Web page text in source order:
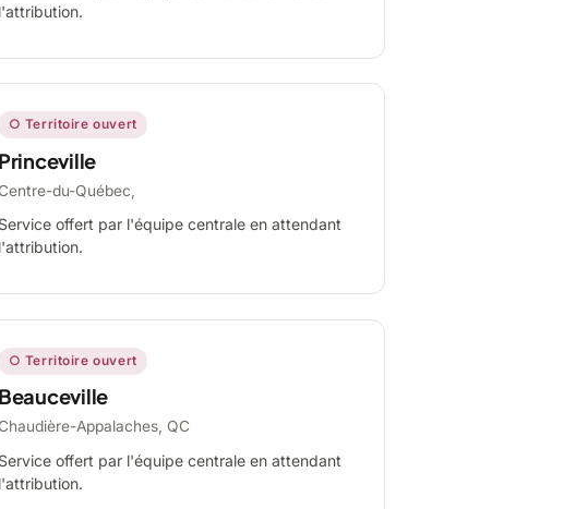
l'attribution.
○ Territoire ouvert
Princeville
Centre-du-Québec,
Service offert par l'équipe centrale en attendant
l'attribution.
○ Territoire ouvert
Beauceville
Chaudière-Appalaches, QC
Service offert par l'équipe centrale en attendant
l'attribution.